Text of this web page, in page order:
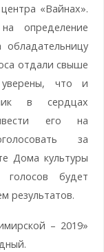
«Вайнах».
определение
отдали свыше
что и
в сердцах
его на
за
Дома культуры
голосов будет
результатов.
– 2019»